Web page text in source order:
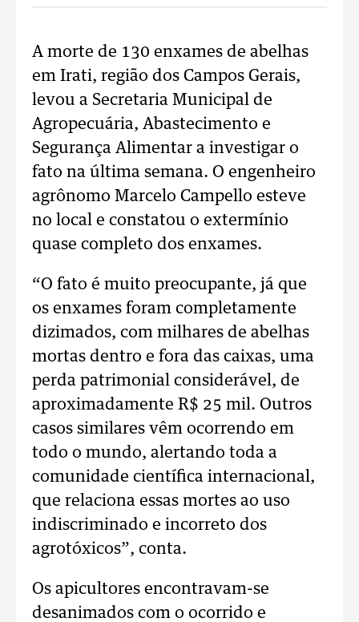
A morte de 130 enxames de abelhas
em Irati, região dos Campos Gerais,
levou a Secretaria Municipal de
Agropecuária, Abastecimento e
Segurança Alimentar a investigar o
fato na última semana. O engenheiro
agrônomo Marcelo Campello esteve
no local e constatou o extermínio
quase completo dos enxames.
“O fato é muito preocupante, já que
os enxames foram completamente
dizimados, com milhares de abelhas
mortas dentro e fora das caixas, uma
perda patrimonial considerável, de
aproximadamente R$ 25 mil. Outros
casos similares vêm ocorrendo em
todo o mundo, alertando toda a
comunidade científica internacional,
que relaciona essas mortes ao uso
indiscriminado e incorreto dos
agrotóxicos”, conta.
Os apicultores encontravam-se
desanimados com o ocorrido e